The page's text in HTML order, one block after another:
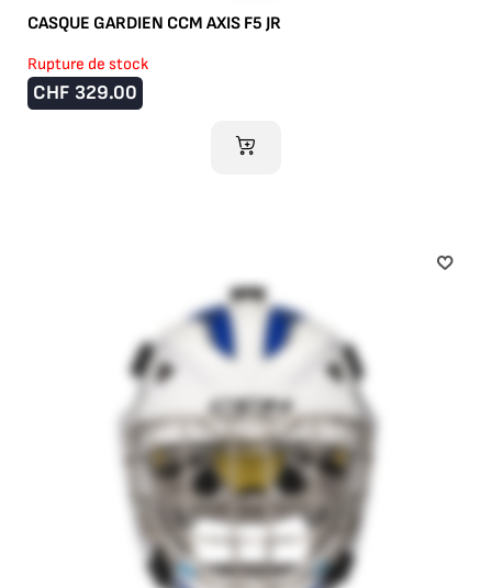
CASQUE GARDIEN CCM AXIS F5 JR
Rupture de stock
CHF 329.00
AJOUTER AU PANIER